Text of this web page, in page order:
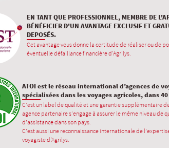
EN TANT QUE PROFESSIONNEL, MEMBRE DE
BÉNÉFICIER D'UN AVANTAGE EXCLUSIF ET
DEPOSÉS.
Cet avantage vous donne la certitude de réaliser ou de
éventuelle défaillance financière d'Agrilys.
ATOI est le réseau international d’agences de
spécialisées dans les voyages agricoles, dans
C’est un label de qualité et une garantie supplémentaire
agence partenaire s’engage à assurer le même niveau de
d’assistance dans son pays.
C’est aussi une reconnaissance internationale de
voyagiste d'Agrilys.